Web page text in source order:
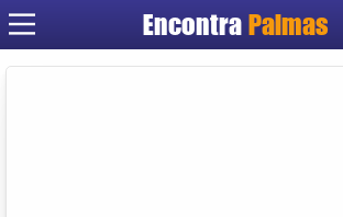
Encontra Palmas
Cadastrar